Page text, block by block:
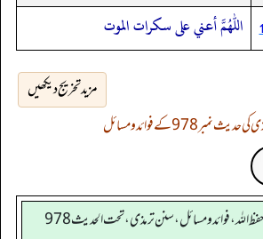
اللهم أعني على سكرات الموت
مزید تخریج دیکھیں
نمبر 978 کے فوائد و مسائل
اللہ، فوائد و مسائل، سنن ترمذی، تحت الحديث 978